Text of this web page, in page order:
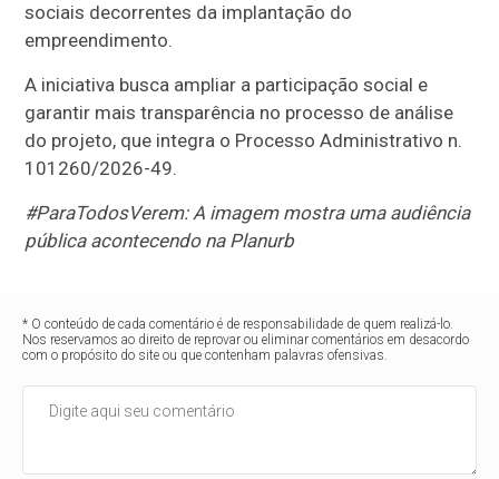
sociais decorrentes da implantação do
empreendimento.
A iniciativa busca ampliar a participação social e
garantir mais transparência no processo de análise
do projeto, que integra o Processo Administrativo n.
101260/2026-49.
#ParaTodosVerem: A imagem mostra uma audiência
pública acontecendo na Planurb
* O conteúdo de cada comentário é de responsabilidade de quem realizá-lo.
Nos reservamos ao direito de reprovar ou eliminar comentários em desacordo
com o propósito do site ou que contenham palavras ofensivas.